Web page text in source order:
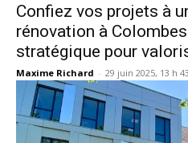
Confiez vos projets à
rénovation à
stratégique pour
Maxime Richard - 29 juin 2025, 13 h